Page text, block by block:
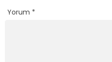
Yorum *